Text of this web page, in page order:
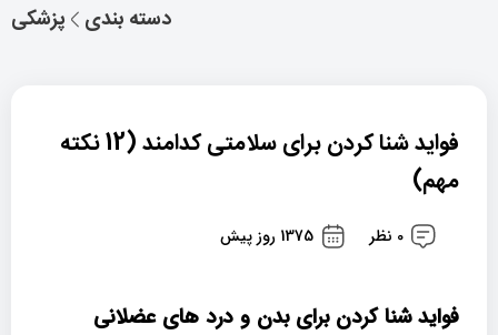
پزشکی دسته بندی
فواید شنا کردن برای سلامتی کدامند (12 نکته
مهم)
0 نظر 1375 روز پیش
فواید شنا کردن برای بدن و درد های عضلانی